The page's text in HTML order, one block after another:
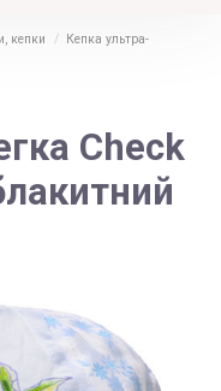
кепки
Кепка ультра-
Check